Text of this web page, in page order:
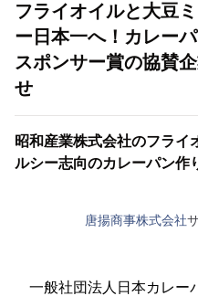
フライオイルと大豆
ー日本一へ！カレー
スポンサー賞の協賛
せ
昭和産業株式会社のフライ
ルシー志向のカレーパン作
唐揚商事株式会社
一般社団法人日本カレー